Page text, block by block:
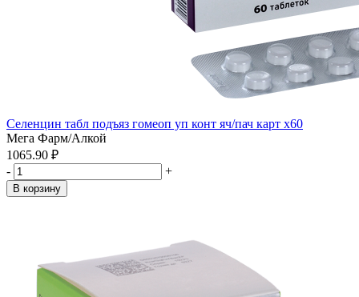
Селенцин табл подъяз гомеоп уп конт яч/пач карт x60
Мега Фарм/Алкой
1065.90 ₽
-
+
В корзину